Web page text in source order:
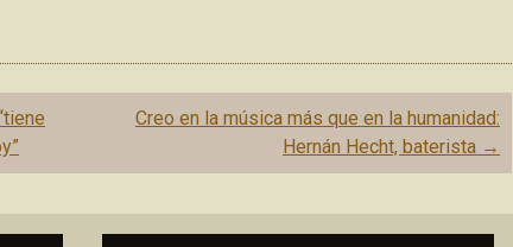
Creo en la música más que en la humanidad:
Hernán Hecht, baterista →